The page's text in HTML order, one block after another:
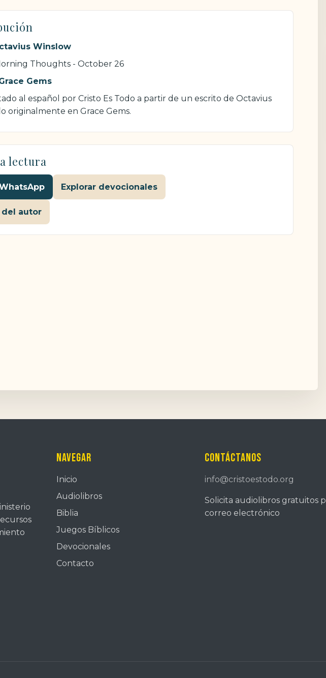
Winslow
Thoughts - October 26
Gems
al español por Cristo Es Todo a partir de un escrito de Octavius
originalmente en Grace Gems.
lectura
Explorar devocionales
autor
Navegar
Inicio
Audiolibros
Biblia
Juegos Bíblicos
Devocionales
Contacto
Contáctanos
info@cristoestodo.org
Solicita audiolibros gratuitos
correo electrónico